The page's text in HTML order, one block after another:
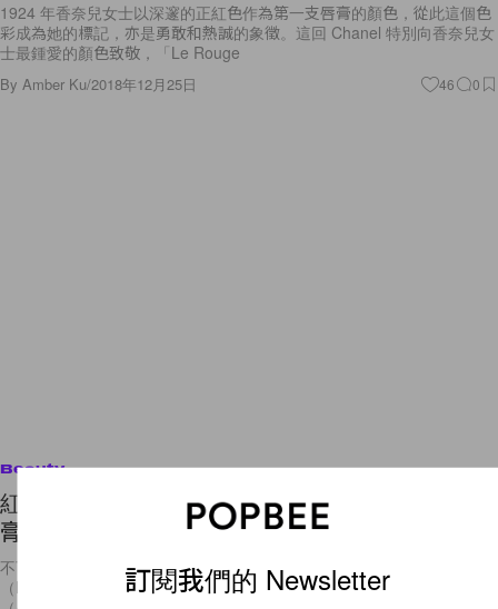
1924 年香奈兒女士以深邃的正紅色作為第一支唇膏的顏色，從此這個色
彩成為她的標記，亦是勇敢和熱誠的象徵。這回 Chanel 特別向香奈兒女
士最鍾愛的顏色致敬，「Le Rouge
By Amber Ku/2018年12月25日 46 0
Beauty
紅唇控也瘋狂！原來這些唇膏被譽為最好的紅色唇
膏！
不可否認的是，紅唇給人一種嬌豔欲滴、性感的魅力，像是瑪麗蓮夢露
（Marilyn Monroc）、麗塔海沃思（Rita Hayworth）、奧黛麗赫本
訂閱我們的 Newsletter